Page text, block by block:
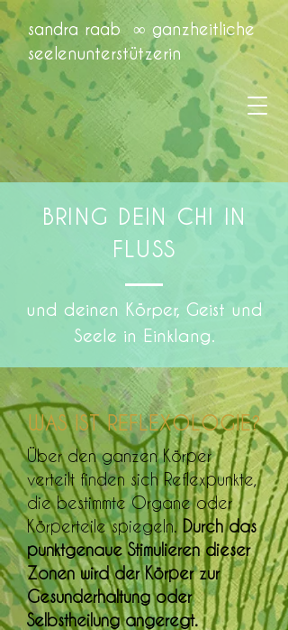
sandra raab ∞ ganzheitliche
seelenunterstützerin
BRING DEIN CHI IN
FLUSS
und deinen Körper, Geist und
Seele in Einklang.
WAS IST REFLEXOLOGIE?
Über den ganzen Körper
verteilt finden sich Reflexpunkte,
die bestimmte Organe oder
Körperteile spiegeln. Durch das
punktgenaue Stimulieren dieser
Zonen wird der Körper zur
Gesunderhaltung oder
Selbstheilung angeregt.